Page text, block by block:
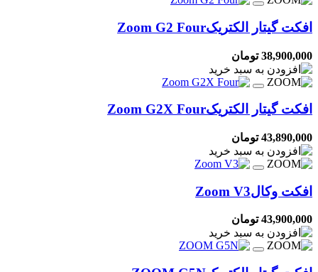
افکت گیتار الکتریکZoom G2 Four
38,900,000 تومان
افکت گیتار الکتریکZoom G2X Four
43,890,000 تومان
افکت وکالZoom V3
43,900,000 تومان